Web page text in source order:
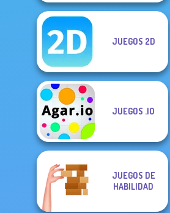
JUEGOS 2D
JUEGOS .IO
JUEGOS DE
HABILIDAD